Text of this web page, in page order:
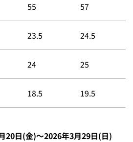
55 57
23.5 24.5
24 25
18.5 19.5
20日(金)〜2026年3月29日(日)